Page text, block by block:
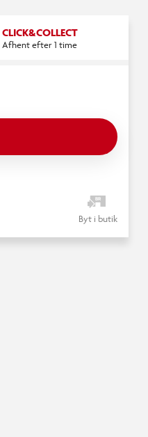
CLICK&COLLECT
Afhent efter 1 time
Byt i butik